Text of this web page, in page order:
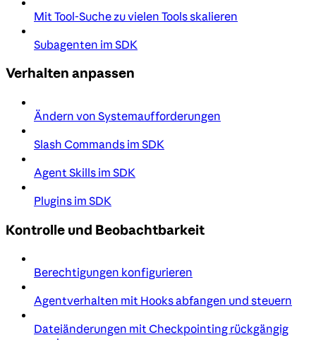
Mit Tool-Suche zu vielen Tools skalieren
Subagenten im SDK
Verhalten anpassen
Ändern von Systemaufforderungen
Slash Commands im SDK
Agent Skills im SDK
Plugins im SDK
Kontrolle und Beobachtbarkeit
Berechtigungen konfigurieren
Agentverhalten mit Hooks abfangen und steuern
Dateiänderungen mit Checkpointing rückgängig